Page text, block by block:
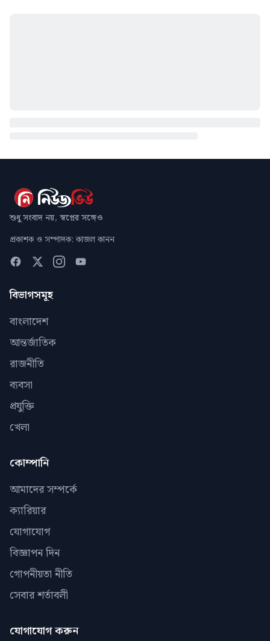
শুধু সংবাদ নয়, স্বপ্নের সঙ্গেও
প্রকাশক ও সম্পাদক: কাজল কানন
বিভাগসমূহ
বাংলাদেশ
আন্তর্জাতিক
রাজনীতি
ব্যবসা
প্রযুক্তি
খেলা
কোম্পানি
আমাদের সম্পর্কে
ক্যারিয়ার
যোগাযোগ
বিজ্ঞাপন দিন
গোপনীয়তা নীতি
সেবার শর্তাবলী
যোগাযোগ করুন